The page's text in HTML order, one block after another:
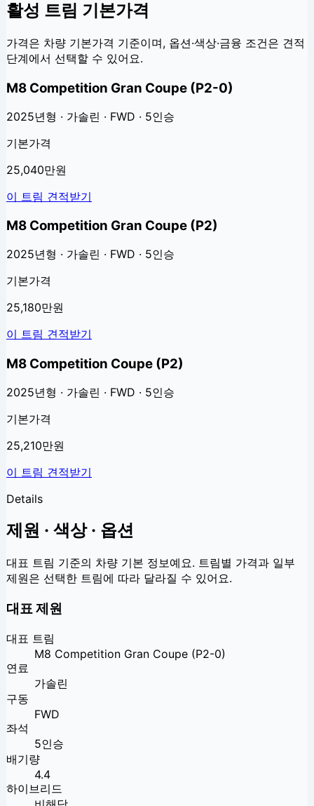
활성 트림 기본가격
가격은 차량 기본가격 기준이며, 옵션·색상·금융 조건은 견적
단계에서 선택할 수 있어요.
M8 Competition Gran Coupe (P2-0)
2025년형 · 가솔린 · FWD · 5인승
기본가격
25,040만원
이 트림 견적받기
M8 Competition Gran Coupe (P2)
2025년형 · 가솔린 · FWD · 5인승
기본가격
25,180만원
이 트림 견적받기
M8 Competition Coupe (P2)
2025년형 · 가솔린 · FWD · 5인승
기본가격
25,210만원
이 트림 견적받기
Details
제원 · 색상 · 옵션
대표 트림 기준의 차량 기본 정보예요. 트림별 가격과 일부
제원은 선택한 트림에 따라 달라질 수 있어요.
대표 제원
대표 트림
M8 Competition Gran Coupe (P2-0)
연료
가솔린
구동
FWD
좌석
5인승
배기량
4.4
하이브리드